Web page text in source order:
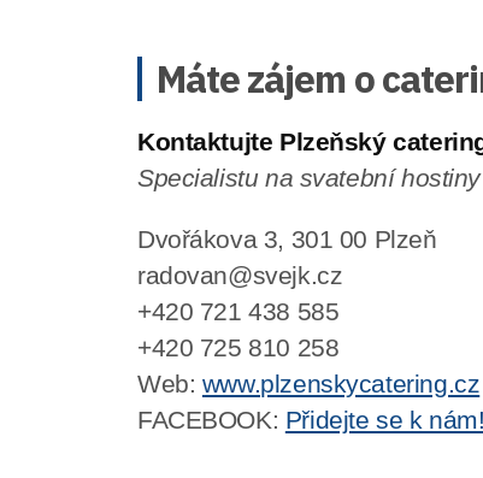
Máte zájem o
Kontaktujte Plzeňský
Specialistu na svatební
Dvořákova 3, 301 00 Plzeň
radovan@svejk.cz
+420 721 438 585
+420 725 810 258
Web: www.plzenskycatering.cz
FACEBOOK: Přidejte se k nám!